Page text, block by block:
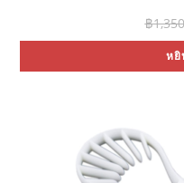
฿
หยิ